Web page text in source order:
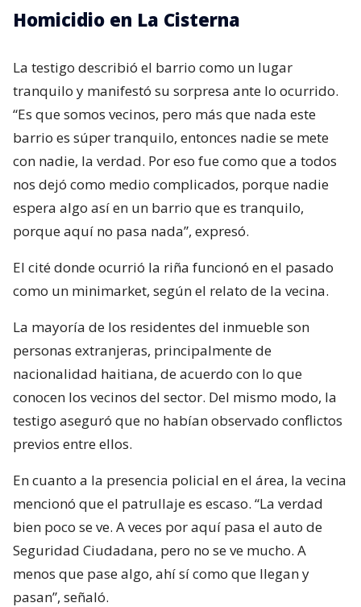
Homicidio en La Cisterna
La testigo describió el barrio como un lugar
tranquilo y manifestó su sorpresa ante lo ocurrido.
“Es que somos vecinos, pero más que nada este
barrio es súper tranquilo, entonces nadie se mete
con nadie, la verdad. Por eso fue como que a todos
nos dejó como medio complicados, porque nadie
espera algo así en un barrio que es tranquilo,
porque aquí no pasa nada”, expresó.
El cité donde ocurrió la riña funcionó en el pasado
como un minimarket, según el relato de la vecina.
La mayoría de los residentes del inmueble son
personas extranjeras, principalmente de
nacionalidad haitiana, de acuerdo con lo que
conocen los vecinos del sector. Del mismo modo, la
testigo aseguró que no habían observado conflictos
previos entre ellos.
En cuanto a la presencia policial en el área, la vecina
mencionó que el patrullaje es escaso. “La verdad
bien poco se ve. A veces por aquí pasa el auto de
Seguridad Ciudadana, pero no se ve mucho. A
menos que pase algo, ahí sí como que llegan y
pasan”, señaló.